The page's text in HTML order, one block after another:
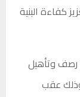
كفاءة البنية
رصف وتأهيل
وذلك عقب